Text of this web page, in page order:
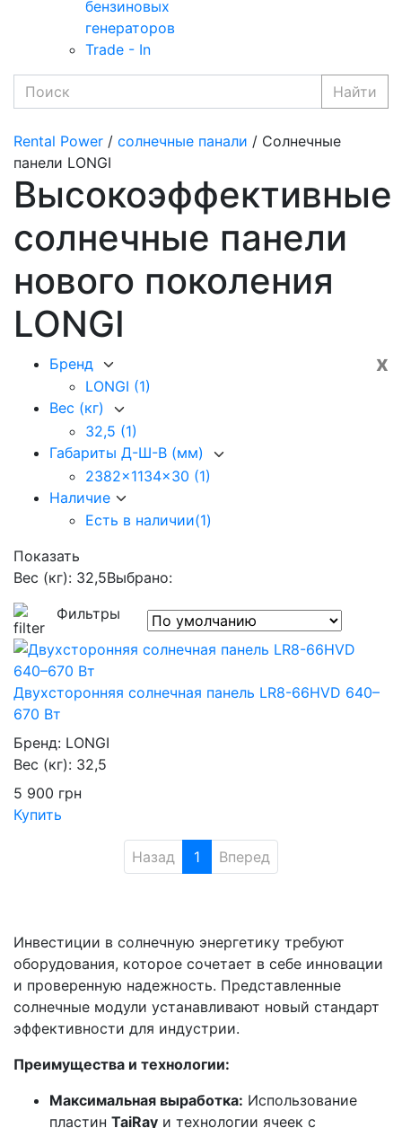
бензиновых
генераторов
Trade - In
Найти
Rental Power / солнечные панали / Солнечные
панели LONGI
Высокоэффективные
солнечные панели
нового поколения
LONGI
x
Бренд
LONGI (1)
Вес (кг)
32,5 (1)
Габариты Д-Ш-В (мм)
2382x1134x30 (1)
Наличие
Есть в наличии(1)
Показать
Вес (кг): 32,5Выбрано:
Фильтры
Двухсторонняя солнечная панель LR8-66HVD 640–
670 Вт
Бренд: LONGI
Вес (кг): 32,5
5 900 грн
Купить
Назад 1 Вперед
Инвестиции в солнечную энергетику требуют
оборудования, которое сочетает в себе инновации
и проверенную надежность. Представленные
солнечные модули устанавливают новый стандарт
эффективности для индустрии.
Преимущества и технологии:
Максимальная выработка: Использование
пластин TaiRay и технологии ячеек с